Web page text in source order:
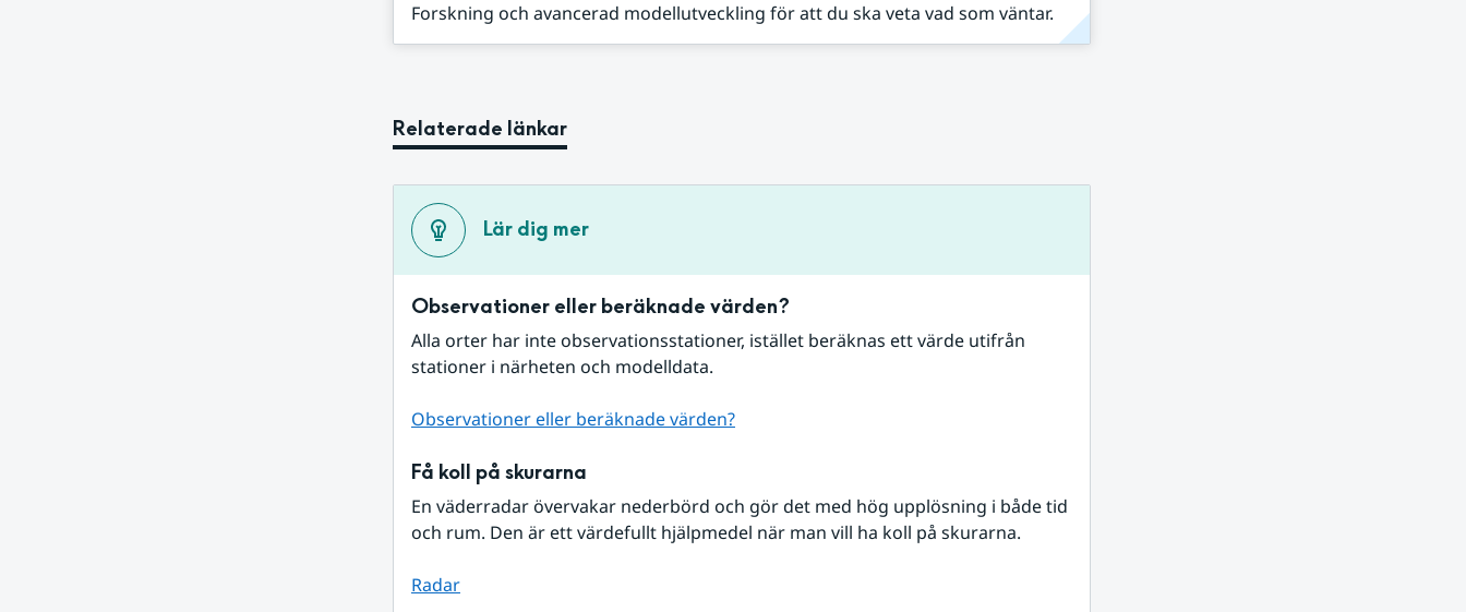
Forskning och avancerad modellutveckling för att du ska veta vad som väntar.
Relaterade länkar
Lär dig mer
Observationer eller beräknade värden?
Alla orter har inte observationsstationer, istället beräknas ett värde utifrån
stationer i närheten och modelldata.
Observationer eller beräknade värden?
Få koll på skurarna
En väderradar övervakar nederbörd och gör det med hög upplösning i både tid
och rum. Den är ett värdefullt hjälpmedel när man vill ha koll på skurarna.
Radar